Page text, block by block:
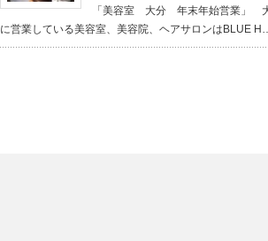
「美容室 大分 年末年始営業」
に営業している美容室、美容院、ヘアサロンはBLUE